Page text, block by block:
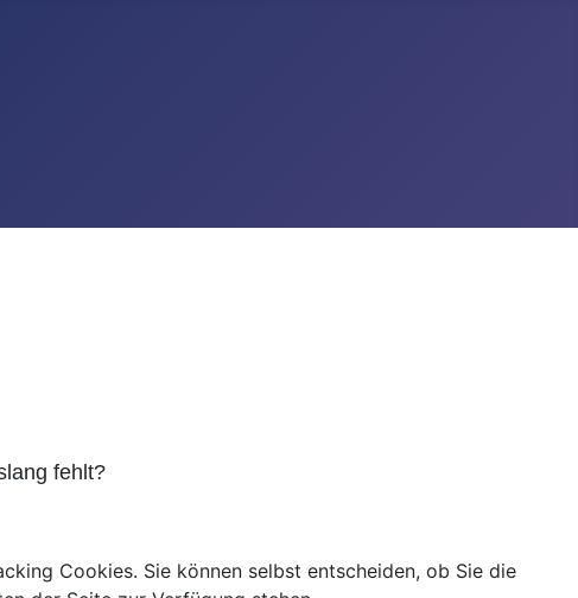
fehlt?
Cookies. Sie können selbst entscheiden, ob Sie die